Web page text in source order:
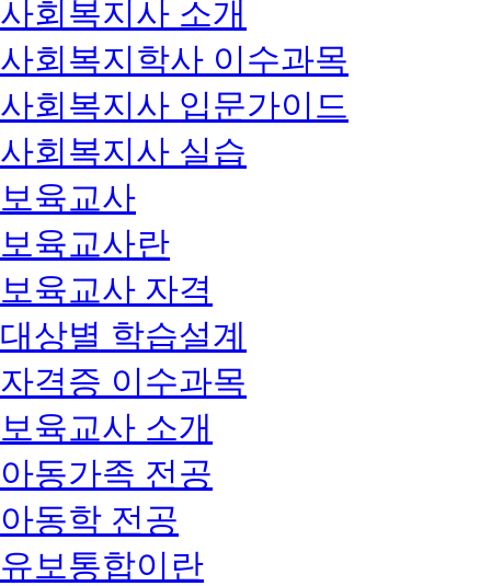
사회복지사 소개
사회복지학사 이수과목
사회복지사 입문가이드
사회복지사 실습
보육교사
보육교사란
보육교사 자격
대상별 학습설계
자격증 이수과목
보육교사 소개
아동가족 전공
아동학 전공
유보통합이란